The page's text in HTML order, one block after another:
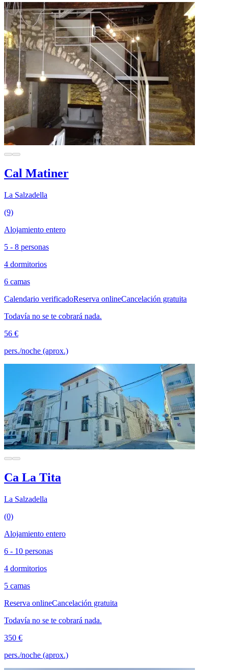
Cal Matiner
La Salzadella
(9)
Alojamiento entero
5 - 8 personas
4 dormitorios
6 camas
Calendario verificadoReserva onlineCancelación gratuita
Todavía no se te cobrará nada.
56 €
pers./noche (aprox.)
Ca La Tita
La Salzadella
(0)
Alojamiento entero
6 - 10 personas
4 dormitorios
5 camas
Reserva onlineCancelación gratuita
Todavía no se te cobrará nada.
350 €
pers./noche (aprox.)